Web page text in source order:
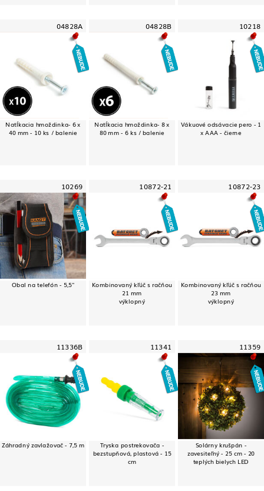
04828A
Natĺkacia hmoždinka- 6 x
40 mm - 10 ks / balenie
04828B
Natĺkacia hmoždinka- 8 x
80 mm - 6 ks / balenie
10218
Vákuové odsávacie pero - 1
x AAA - čierne
10269
Obal na telefón - 5,5"
10872-21
Kombinovaný kľúč s račňou
21 mm
výklopný
10872-23
Kombinovaný kľúč s račňou
23 mm
výklopný
11336B
Záhradný zavlažovač - 7,5 m
11341
Tryska postrekovača -
bezstupňová, plastová - 15
cm
11359
Solárny krušpán -
zavesiteľný - 25 cm - 20
teplých bielych LED